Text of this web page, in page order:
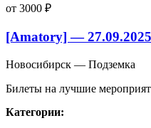
от 3000 ₽
[Amatory] — 27.09.2025
Новосибирск — Подземка
Билеты на лучшие
Категории: